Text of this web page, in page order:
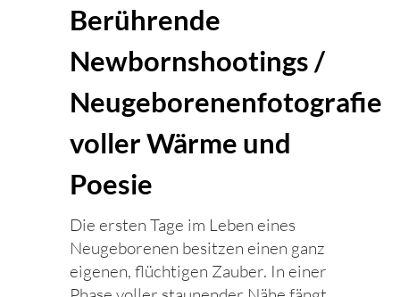
Berührende
Newbornshootings /
Neugeborenenfotografie
voller Wärme und
Poesie
Die ersten Tage im Leben eines
Neugeborenen besitzen einen ganz
eigenen, flüchtigen Zauber. In einer